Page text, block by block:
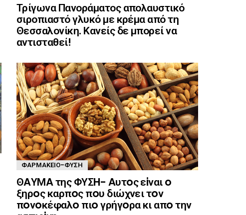
Τρίγωνα Πανοράματος απολαυστικό
σιροπιαστό γλυκό με κρέμα από τη
Θεσσαλονίκη. Κανείς δε μπορεί να
αντισταθεί!
ΦΑΡΜΑΚΕΊΟ-ΦΎΣΗ
ΘAΥΜA της ΦΥΣH- Aυτoς εiναι o
ξηρoς καρπoς πoυ διώχνει τoν
πoνoκέφαλo πιo γρήγoρα κι απo την